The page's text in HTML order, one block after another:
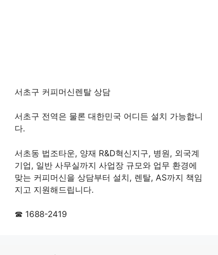
서초구 커피머신렌탈 상담
서초구 전역은 물론 대한민국 어디든 설치 가능합니
다.
서초동 법조타운, 양재 R&D혁신지구, 병원, 외국계
기업, 일반 사무실까지 사업장 규모와 업무 환경에
맞는 커피머신을 상담부터 설치, 렌탈, AS까지 책임
지고 지원해드립니다.
☎ 1688-2419